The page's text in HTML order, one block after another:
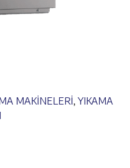
MAKİNELERİ,YIKAMA